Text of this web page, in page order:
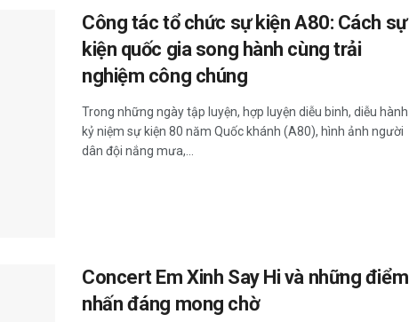
Công tác tổ chức sự kiện A80: Cách sự
kiện quốc gia song hành cùng trải
nghiệm công chúng
Trong những ngày tập luyện, hợp luyện diễu binh, diễu hành
kỷ niệm sự kiện 80 năm Quốc khánh (A80), hình ảnh người
dân đội nắng mưa,...
Concert Em Xinh Say Hi và những điểm
nhấn đáng mong chờ